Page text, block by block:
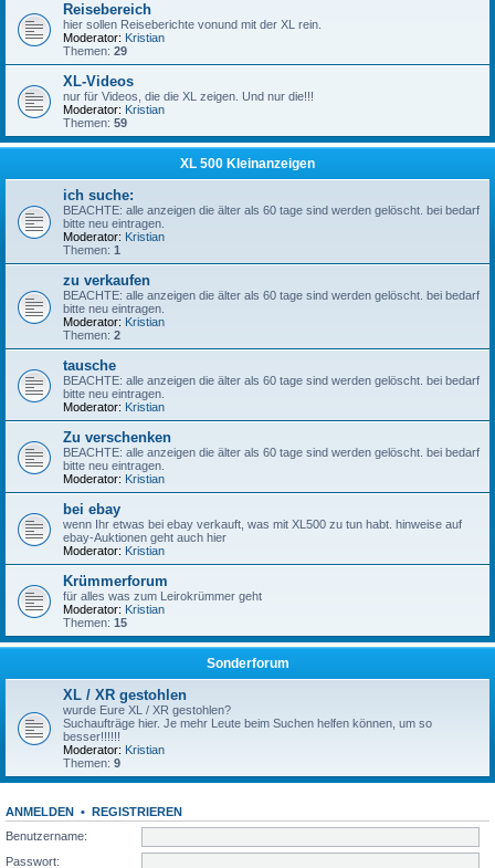
Reisebereich
hier sollen Reiseberichte vonund mit der XL rein.
Moderator: Kristian
Themen: 29
XL-Videos
nur für Videos, die die XL zeigen. Und nur die!!!
Moderator: Kristian
Themen: 59
XL 500 Kleinanzeigen
ich suche:
BEACHTE: alle anzeigen die älter als 60 tage sind werden gelöscht. bei bedarf
bitte neu eintragen.
Moderator: Kristian
Themen: 1
zu verkaufen
BEACHTE: alle anzeigen die älter als 60 tage sind werden gelöscht. bei bedarf
bitte neu eintragen.
Moderator: Kristian
Themen: 2
tausche
BEACHTE: alle anzeigen die älter als 60 tage sind werden gelöscht. bei bedarf
bitte neu eintragen.
Moderator: Kristian
Zu verschenken
BEACHTE: alle anzeigen die älter als 60 tage sind werden gelöscht. bei bedarf
bitte neu eintragen.
Moderator: Kristian
bei ebay
wenn Ihr etwas bei ebay verkauft, was mit XL500 zu tun habt. hinweise auf
ebay-Auktionen geht auch hier
Moderator: Kristian
Krümmerforum
für alles was zum Leirokrümmer geht
Moderator: Kristian
Themen: 15
Sonderforum
XL / XR gestohlen
wurde Eure XL / XR gestohlen?
Suchaufträge hier. Je mehr Leute beim Suchen helfen können, um so
besser!!!!!!
Moderator: Kristian
Themen: 9
ANMELDEN • REGISTRIEREN
Benutzername:
Passwort: